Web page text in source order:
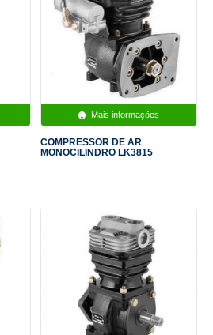
Mais informações
COMPRESSOR DE AR
MONOCILINDRO LK3815